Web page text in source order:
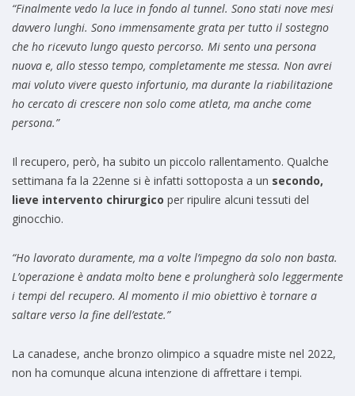
“Finalmente vedo la luce in fondo al tunnel. Sono stati nove mesi
davvero lunghi. Sono immensamente grata per tutto il sostegno
che ho ricevuto lungo questo percorso. Mi sento una persona
nuova e, allo stesso tempo, completamente me stessa. Non avrei
mai voluto vivere questo infortunio, ma durante la riabilitazione
ho cercato di crescere non solo come atleta, ma anche come
persona.”
Il recupero, però, ha subito un piccolo rallentamento. Qualche
settimana fa la 22enne si è infatti sottoposta a un secondo,
lieve intervento chirurgico per ripulire alcuni tessuti del
ginocchio.
“Ho lavorato duramente, ma a volte l’impegno da solo non basta.
L’operazione è andata molto bene e prolungherà solo leggermente
i tempi del recupero. Al momento il mio obiettivo è tornare a
saltare verso la fine dell’estate.”
La canadese, anche bronzo olimpico a squadre miste nel 2022,
non ha comunque alcuna intenzione di affrettare i tempi.